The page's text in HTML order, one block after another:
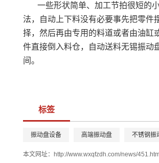
一些形状简单、加工节拍很短的
法，自动上下料没有必要事先把零件
择，然后再由专用的料道或者由油缸
件直接倒入料仓，自动送料无锡振动
间。
标签
振动盘设备 高端振动盘 不锈钢振
本文网址： http://www.wxqfzdh.com/news/